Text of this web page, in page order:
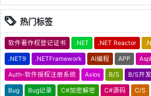
热门标签
软件著作权登记证书 .NET .NET Reactor
.NET9 .NETFramework AI编程 APP
Auth-软件授权注册系统 Axios B/S B/S开
Bug Bug记录 C#加密解密 C#源码 C/S